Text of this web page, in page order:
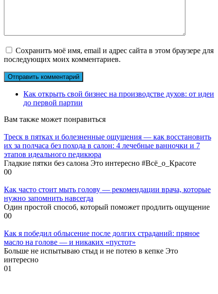
Сохранить моё имя, email и адрес сайта в этом браузере для
последующих моих комментариев.
Как открыть свой бизнес на производстве духов: от идеи
до первой партии
Вам также может понравиться
Треск в пятках и болезненные ощущения — как восстановить
их за полчаса без похода в салон: 4 лечебные ванночки и 7
этапов идеального педикюра
Гладкие пятки без салона Это интересно #Всё_о_Красоте
00
Как часто стоит мыть голову — рекомендации врача, которые
нужно запомнить навсегда
Один простой способ, который поможет продлить ощущение
00
Как я победил облысение после долгих страданий: пряное
масло на голове — и никаких «пустот»
Больше не испытываю стыд и не потею в кепке Это
интересно
01